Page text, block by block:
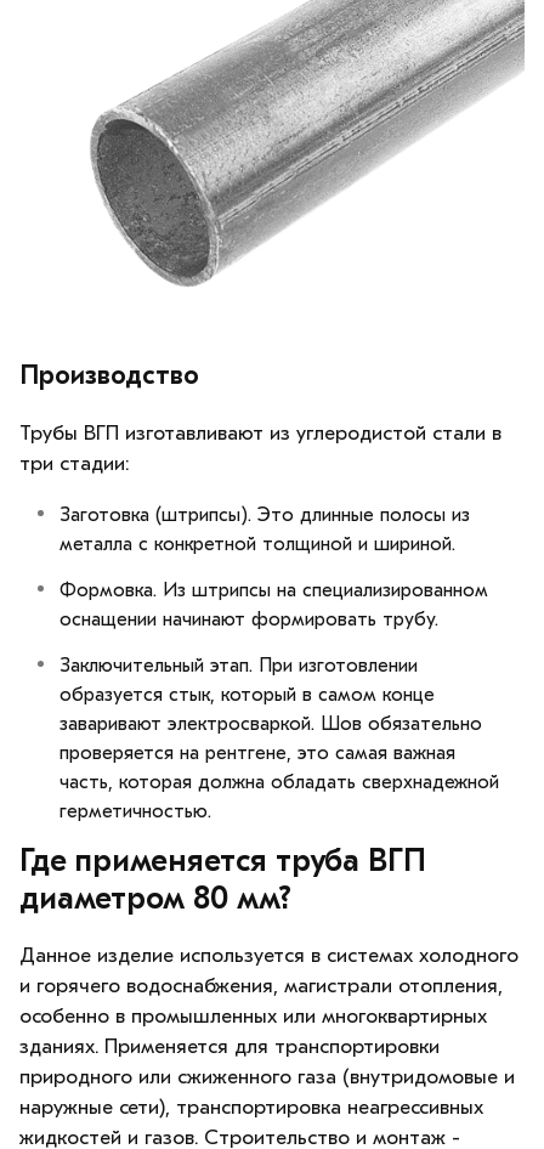
Производство
Трубы ВГП изготавливают из углеродистой стали в
три стадии:
Заготовка (штрипсы). Это длинные полосы из
металла с конкретной толщиной и шириной.
Формовка. Из штрипсы на специализированном
оснащении начинают формировать трубу.
Заключительный этап. При изготовлении
образуется стык, который в самом конце
заваривают электросваркой. Шов обязательно
проверяется на рентгене, это самая важная
часть, которая должна обладать сверхнадежной
герметичностью.
Где применяется труба ВГП
диаметром 80 мм?
Данное изделие используется в системах холодного
и горячего водоснабжения, магистрали отопления,
особенно в промышленных или многоквартирных
зданиях. Применяется для транспортировки
природного или сжиженного газа (внутридомовые и
наружные сети), транспортировка неагрессивных
жидкостей и газов. Строительство и монтаж -